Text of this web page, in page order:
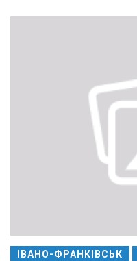
ІВАНО-ФРАНКІВСЬК